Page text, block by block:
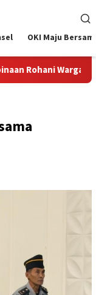
OKI Maju
Persepsi, Lapas